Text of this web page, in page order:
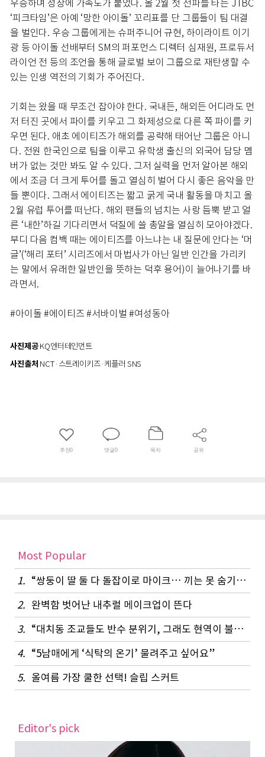
우승하며 성장에 가속도가 붙었다. 올 2월 첫 전파를 타는 JTBC
‘피크타임’은 아예 ‘망한 아이돌’ 꼬리표를 단 그룹들이 팀 대결
을 벌인다. 우승 그룹에게는 슈퍼주니어 규현, 하이라이트 이기
광 등 아이돌 선배부터 SM의 퍼포먼스 디렉터 심재원, 프로듀서
라이언 전 등의 조언을 통해 글로벌 보이 그룹으로 재탄생할 수
있는 인생 역전의 기회가 주어진다.
기회는 왔을 때 무조건 잡아야 한다. 국내든, 해외든 어디라도 먼
저 터진 곳에서 파이를 키우고 그 화제성으로 다른 쪽 파이를 키
우면 된다. 애초 에이티즈가 해외를 공략해 태어난 그룹은 아니
다. 전원 한국인으로 팀을 이루고 유학생 출신의 외국어 담당 멤
버가 없는 것만 봐도 알 수 있다. 그저 실력을 먼저 알아본 해외
에서 조금 더 크게 투어를 돌고 열심히 벌어 다시 좋은 음악을 만
들 뿐이다. 그래서 에이티즈는 짧고 굵게 국내 활동을 마치고 올
2월 유럽 투어를 떠난다. 해외 팬들의 넘치는 사랑 듬뿍 받고 얼
른 ‘내한’하길 기다리면서 덕질에 쓸 총알을 열심히 모아야겠다.
부디 다음 컴백 때는 에이티즈를 아느냐는 내 질문에 안다는 ‘머
글’(‘해리 포터’ 시리즈에서 마법사가 아닌 일반 인간을 가리키
는 말에서 유래한 일반인을 뜻하는 덕후 용어)이 늘어나기를 바
라면서.
#아이돌 #에이티즈 #서바이벌 #여성동아
사진제공KQ엔터테인먼트
사진출처 NCT·스트레이키즈·케플러 SNS
추천0 댓글0 목차 공유
Most Popular
1.
“쌍둥이 딸 둘 다 돌잡이로 마이크… 끼는 못 숨기나 봐요”
2. 완벽함 벗어난 내추럴 메이크업이 뜬다
3.
“대치동 조교들도 반수 분위기, 그래도 현역이 불리하지 않은 이유”
4. “5남매에게 ‘식탁의 온기’ 물려주고 싶어요”
5. 올여름 가장 쿨한 선택! 슬립 스커트
Editor's pick